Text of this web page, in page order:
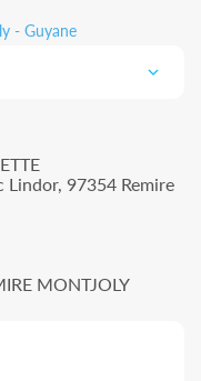
- Guyane
Lindor, 97354 Remire
MONTJOLY